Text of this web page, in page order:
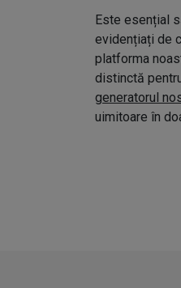
Este esențial
evidențiați de
platforma
distinctă
generatorul
uimitoare în